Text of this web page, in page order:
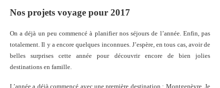
Nos projets voyage pour 2017
On a déjà un peu commencé à planifier nos séjours de l’année. Enfin, pas
totalement. Il y a encore quelques inconnues. J’espère, en tous cas, avoir de
belles surprises cette année pour découvrir encore de bien jolies
destinations en famille.
L’année a déjà commencé avec une première destination : Montgenèvre. Je